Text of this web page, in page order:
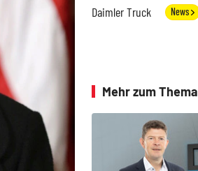
Daimler Truck News
Mehr zum Thema